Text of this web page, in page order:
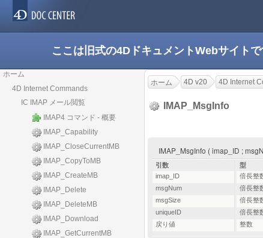
ここは旧式の4DドキュメントWebサイト
ホーム
4D Internet Commands
IC IMAP メール閲覧
IMAP4 コマンド - 概要
IMAP_Capability
IMAP_CloseCurrentMB
IMAP_CopyToMB
IMAP_CreateMB
IMAP_Delete
IMAP_DeleteMB
IMAP_Download
IMAP_GetCurrentMB
ホーム 4D v20 4D Internet
IMAP_MsgInfo
IMAP_MsgInfo ( imap_ID ;
引数 型
imap_ID
倍長整
msgNum
倍長整
msgSize
倍長整
uniqueID
倍長整
戻り値
整数